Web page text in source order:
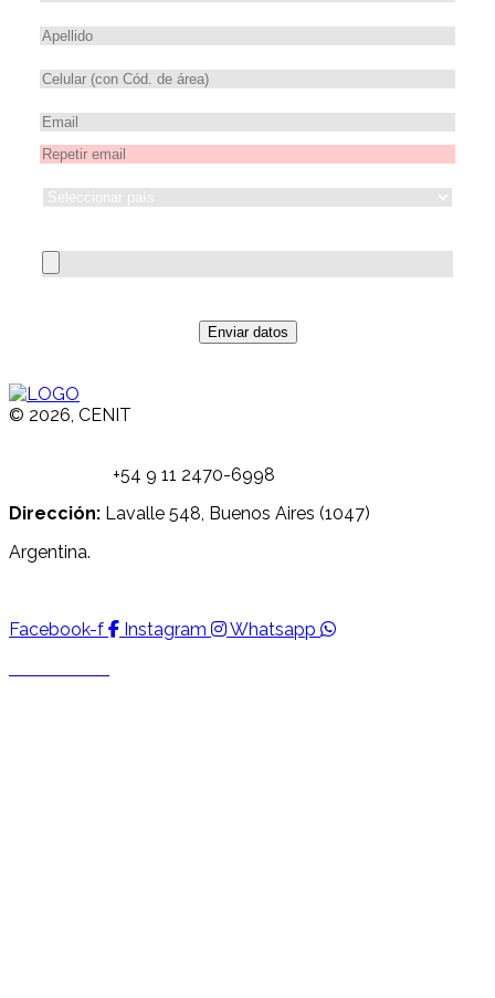
Enviar datos
© 2026, CENIT
+54 9 11 2470-6998
Dirección: Lavalle 548, Buenos Aires (1047)
Argentina.
Facebook-f Instagram
Whatsapp